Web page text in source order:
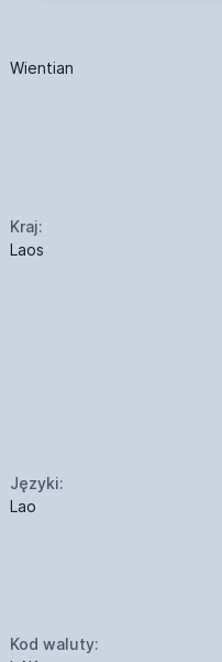
Wientian
Kraj:
Laos
Języki:
Lao
Kod waluty: